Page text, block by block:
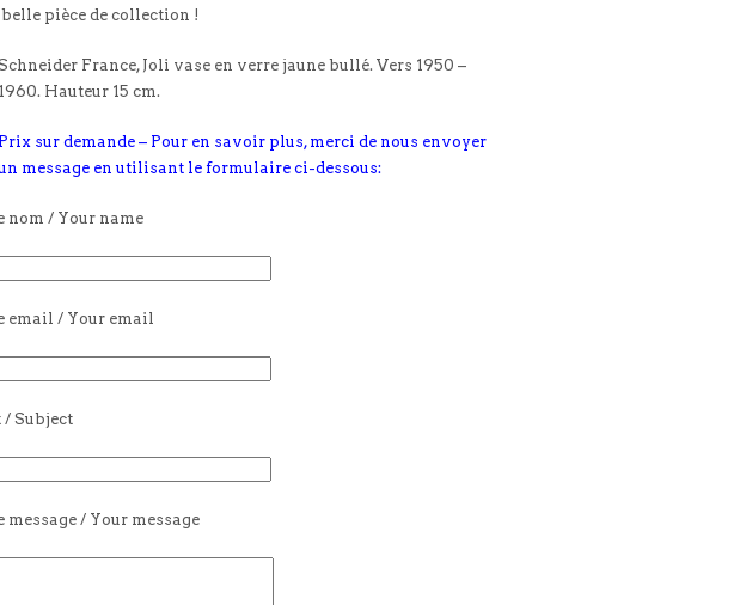
pièce de collection !
France, Joli vase en verre jaune bullé. Vers 1950 –
1960. Hauteur 15 cm.
Prix sur demande – Pour en savoir plus, merci de nous envoyer
message en utilisant le formulaire ci-dessous:
nom / Your name
email / Your email
/ Subject
message / Your message